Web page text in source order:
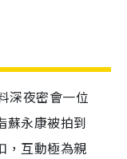
深夜密會一位
蘇永康被拍到
，互動極為親